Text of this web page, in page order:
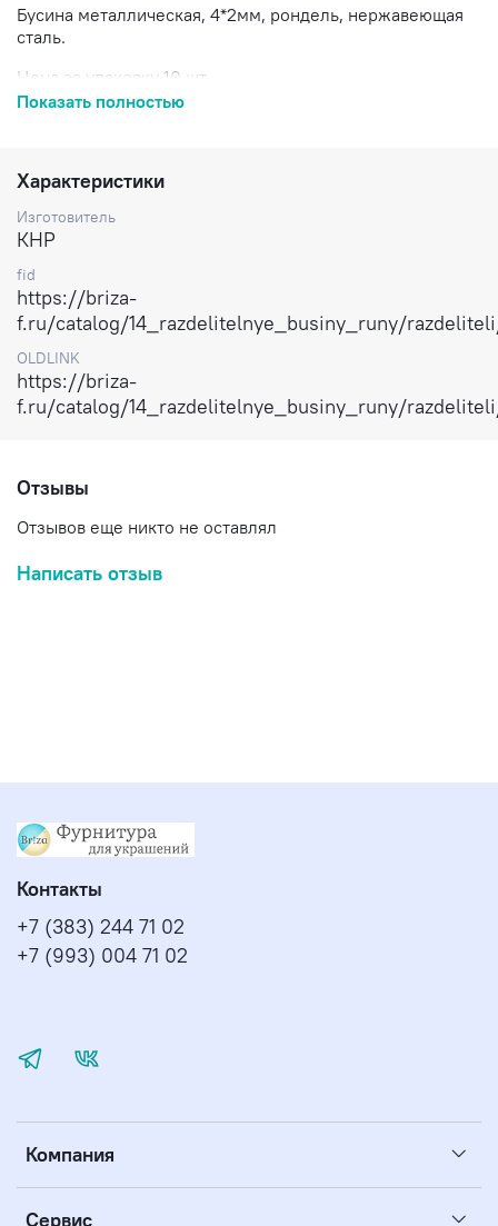
Бусина металлическая, 4*2мм, рондель, нержавеющая
сталь.
Цена за упаковку 10 шт.
Показать полностью
Характеристики
Изготовитель
КНР
fid
https://briza-
f.ru/catalog/14_razdelitelnye_businy_runy/
OLDLINK
https://briza-
f.ru/catalog/14_razdelitelnye_businy_runy/
Отзывы
Отзывов еще никто не оставлял
Написать отзыв
Компания
Сервис
Контакты
+7 (383) 244 71 02
+7 (993) 004 71 02